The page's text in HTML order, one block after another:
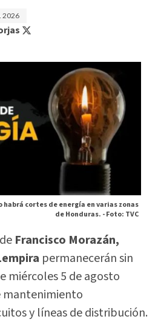
2026
habrá cortes de energía en varias zonas
de Honduras. -Foto: TVC
Francisco Morazán,
permanecerán sin
miércoles 5 de agosto
mantenimiento
y líneas de distribución.